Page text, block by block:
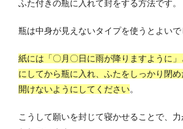
ふた付きの瓶に入れて封をする方法です。
瓶は中身が見えないタイプを使うとよいで
紙には「〇月〇日に雨が降りますように」
にしてから瓶に入れ、ふたをしっかり閉
開けないようにしてください。
こうして願いを封じて寝かせることで、